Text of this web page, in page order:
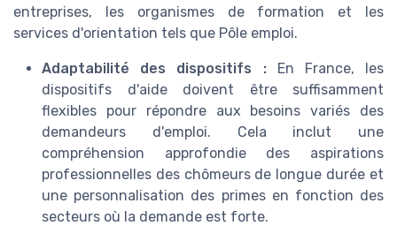
entreprises, les organismes de formation et les
services d'orientation tels que Pôle emploi.
Adaptabilité des dispositifs :En France, les
dispositifs d'aide doivent être suffisamment
flexibles pour répondre aux besoins variés des
demandeurs d'emploi. Cela inclut une
compréhension approfondie des aspirations
professionnelles des chômeurs de longue durée et
une personnalisation des primes en fonction des
secteurs où la demande est forte.